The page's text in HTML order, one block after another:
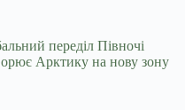
переділ Півночі
Арктику на нову зону